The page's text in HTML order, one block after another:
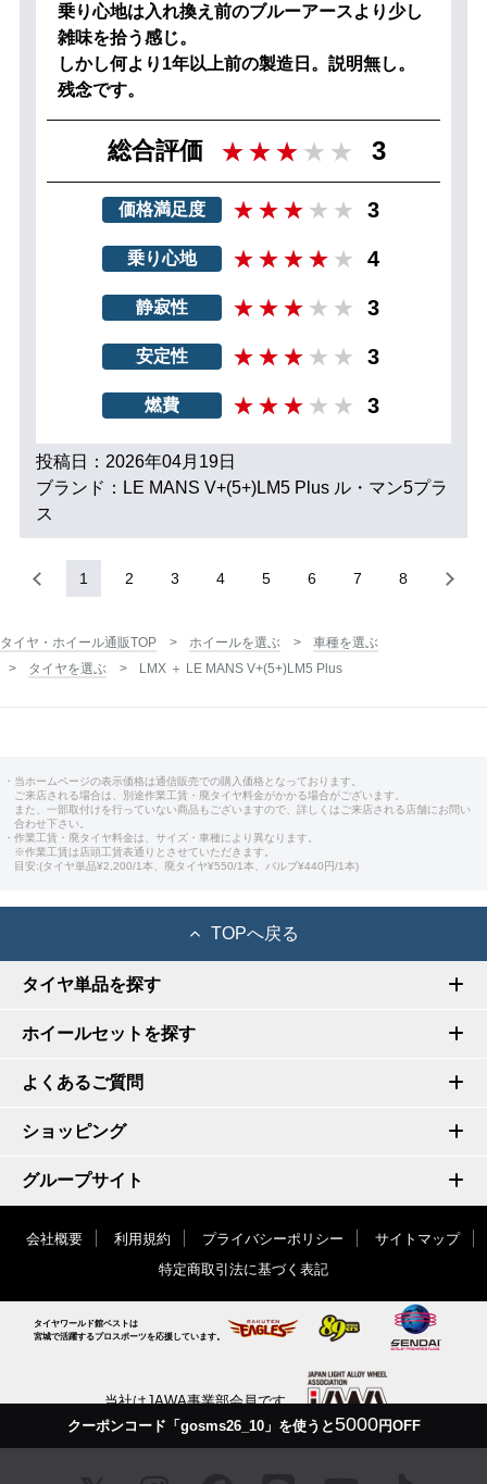
乗り心地は入れ換え前のブルーアースより少し
雑味を拾う感じ。
しかし何より1年以上前の製造日。説明無し。
残念です。
総合評価 3
価格満足度 3
乗り心地 4
静寂性 3
安定性 3
燃費 3
投稿日：2026年04月19日
ブランド：LE MANS V+(5+)LM5 Plus ル・マン5プラ
ス
1 2 3 4 5 6 7 8
クーポンコード「gosms26_10」を使うと5000円OFF
タイヤ・ホイール通販TOP ホイールを選ぶ
車種を選ぶ
タイヤを選ぶ
LMX ＋ LE MANS V+(5+)LM5 Plus
・当ホームページの表示価格は通信販売での購入価格となっております。
ご来店される場合は、別途作業工賃・廃タイヤ料金がかかる場合がございます。
また、一部取付けを行っていない商品もございますので、詳しくはご来店される店舗にお問い
合わせ下さい。
・作業工賃・廃タイヤ料金は、サイズ・車種により異なります。
※作業工賃は店頭工賃表通りとさせていただきます。
目安:(タイヤ単品¥2,200/1本、廃タイヤ¥550/1本、バルブ¥440円/1本)
TOPへ戻る
タイヤ単品を探す
ホイールセットを探す
よくあるご質問
ショッピング
グループサイト
会社概要 利用規約 プライバシーポリシー
サイトマップ
特定商取引法に基づく表記
タイヤワールド館ベストは
宮城で活躍するプロスポーツを応援しています。
当社はJAWA事業部会員です